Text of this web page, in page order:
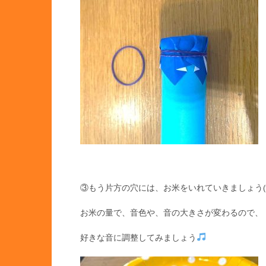
③もう片方の穴には、お米をいれていきましょ
お米の量で、音色や、音の大きさが変わるので、
好きな音に調整してみましょう